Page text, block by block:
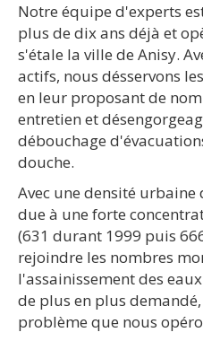
Notre équipe d'experts
plus de dix ans déjà et
s'étale la ville de Anisy.
actifs, nous désservons
en leur proposant de
entretien et
débouchage
douche.
Avec une densité urbaine
due à une forte
(631 durant 1999 puis
rejoindre les nombres
l'assainissement des
de plus en plus
problème que nous